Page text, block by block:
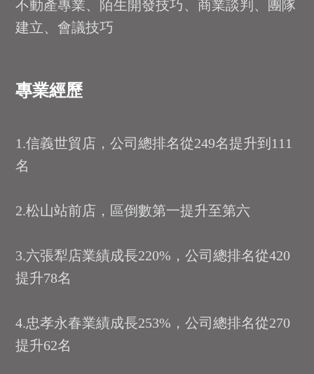
不動產專業、陌生開發技巧、商業談判、團隊
建立、會議技巧
專業經歷
1.信義世貿店，公司總排名從249名提升到111
名
2.松山站前店，區倒數第一提升至第六
3.六張犁店業績成長220%，公司總排名從420
提升78名
4.忠孝永春業績成長253%，公司總排名從270
提升62名